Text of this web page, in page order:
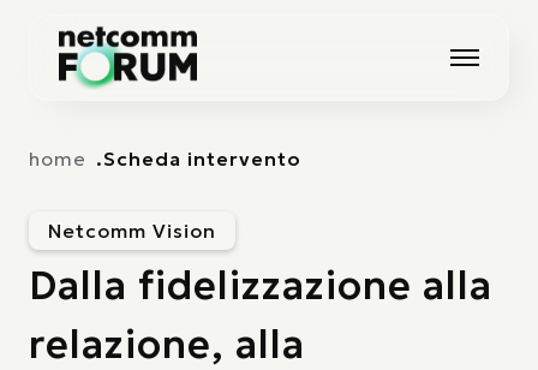
home Scheda intervento
Netcomm Vision
Dalla fidelizzazione alla
relazione, alla